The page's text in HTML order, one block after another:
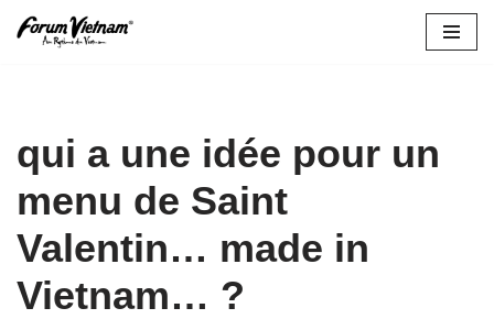
qui a une idée pour un
menu de Saint
Valentin… made in
Vietnam… ?